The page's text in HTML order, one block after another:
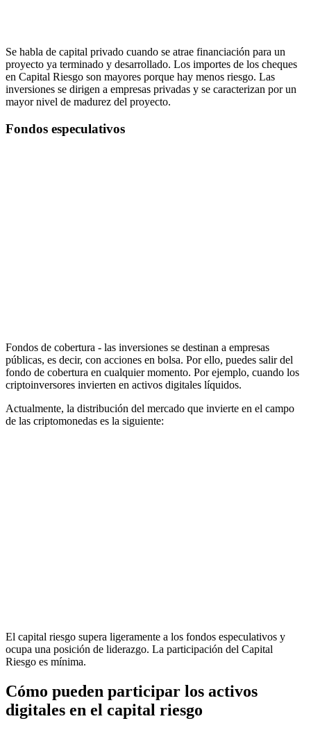
Se habla de capital privado cuando se atrae financiación para un
proyecto ya terminado y desarrollado. Los importes de los cheques
en Capital Riesgo son mayores porque hay menos riesgo. Las
inversiones se dirigen a empresas privadas y se caracterizan por un
mayor nivel de madurez del proyecto.
Fondos especulativos
Fondos de cobertura - las inversiones se destinan a empresas
públicas, es decir, con acciones en bolsa. Por ello, puedes salir del
fondo de cobertura en cualquier momento. Por ejemplo, cuando los
criptoinversores invierten en activos digitales líquidos.
Actualmente, la distribución del mercado que invierte en el campo
de las criptomonedas es la siguiente:
El capital riesgo supera ligeramente a los fondos especulativos y
ocupa una posición de liderazgo. La participación del Capital
Riesgo es mínima.
Cómo pueden participar los activos
digitales en el capital riesgo